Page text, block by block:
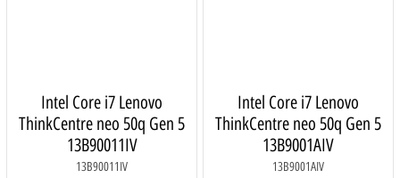
Intel Core i7 Lenovo
ThinkCentre neo 50q Gen 5
13B9001AIV
13B9001AIV
Intel Core i7 Lenovo
ThinkCentre neo 50q Gen 5
13B90011IV
13B90011IV